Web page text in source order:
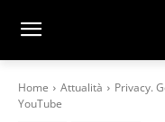
Home Attualità
Privacy.
YouTube